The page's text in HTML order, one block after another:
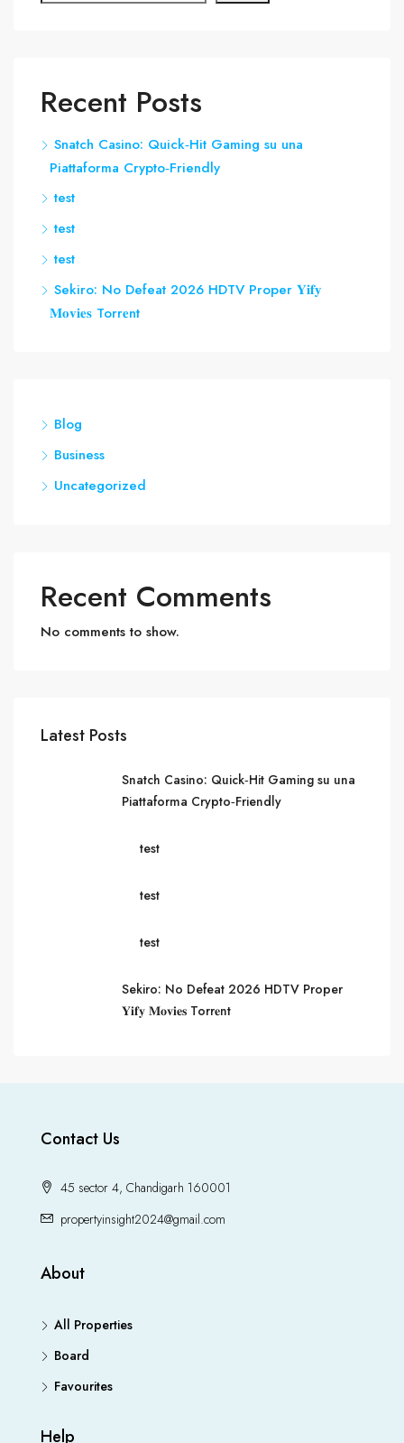
Recent Posts
Snatch Casino: Quick‑Hit Gaming su una
Piattaforma Crypto‑Friendly
test
test
test
Sekiro: No Defeat 2026 HDTV Proper 𝐘𝐢𝐟𝐲
𝐌𝐨𝐯𝐢𝐞𝐬 Torr𝐞nt
Blog
Business
Uncategorized
Recent Comments
No comments to show.
Latest Posts
Snatch Casino: Quick‑Hit Gaming su una
Piattaforma Crypto‑Friendly
test
test
test
Sekiro: No Defeat 2026 HDTV Proper
𝐘𝐢𝐟𝐲 𝐌𝐨𝐯𝐢𝐞𝐬 Torr𝐞nt
Contact Us
45 sector 4, Chandigarh 160001
propertyinsight2024@gmail.com
About
All Properties
Board
Favourites
Help